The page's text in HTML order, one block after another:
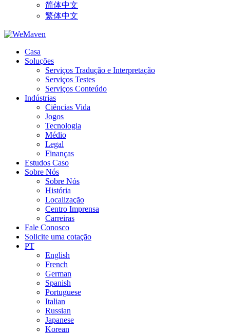
简体中文
繁体中文
Casa
Soluções
Serviços Tradução e Interpretação
Serviços Testes
Serviços Conteúdo
Indústrias
Ciências Vida
Jogos
Tecnologia
Médio
Legal
Finanças
Estudos Caso
Sobre Nós
Sobre Nós
História
Localização
Centro Imprensa
Carreiras
Fale Conosco
Solicite uma cotação
PT
English
French
German
Spanish
Portuguese
Italian
Russian
Japanese
Korean